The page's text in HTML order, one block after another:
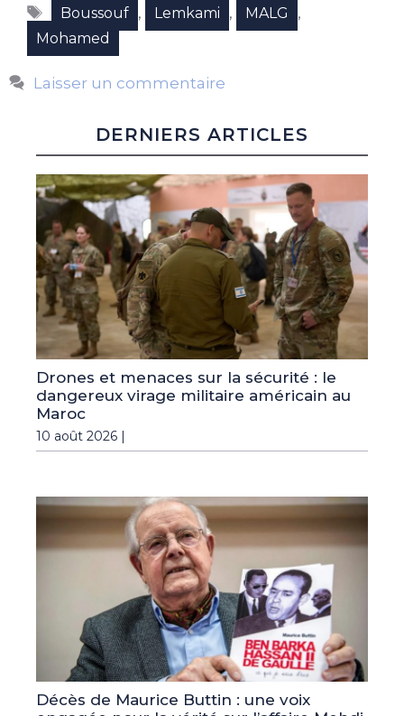
Étiquettes
Boussouf , Lemkami , MALG ,
Mohamed
Laisser un commentaire
DERNIERS ARTICLES
Drones et menaces sur la sécurité : le
dangereux virage militaire américain au
Maroc
10 août 2026 |
Décès de Maurice Buttin : une voix